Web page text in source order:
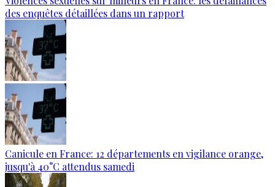
des enquêtes détaillées dans un rapport
Canicule en France: 12 départements en vigilance orange,
jusqu'à 40°C attendus samedi